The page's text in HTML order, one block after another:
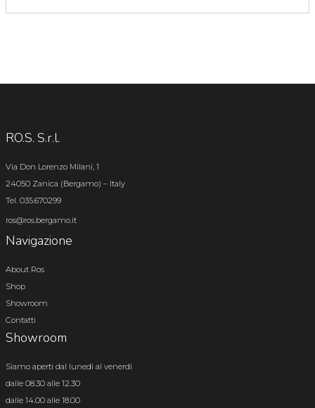
RO.S. S.r.l.
Via Don Lorenzo Milani, 1
24050 Zanica (Bergamo) – Italy
Tel. 035.670299
ros@ros.bergamo.it
Navigazione
About Ros
Shop
Showroom
Contatti
Showroom
Siamo aperti dal lunedì al venerdì
dalle 08.30 alle 12.30
dalle 14.00 alle 18.00